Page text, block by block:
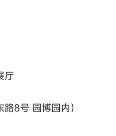
厅
路8号 园博园内）